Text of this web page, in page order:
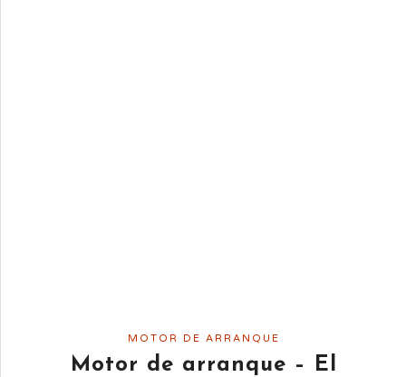
MOTOR DE ARRANQUE
Motor de arranque – El